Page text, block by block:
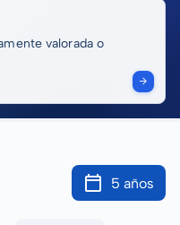
valorada o
5 años